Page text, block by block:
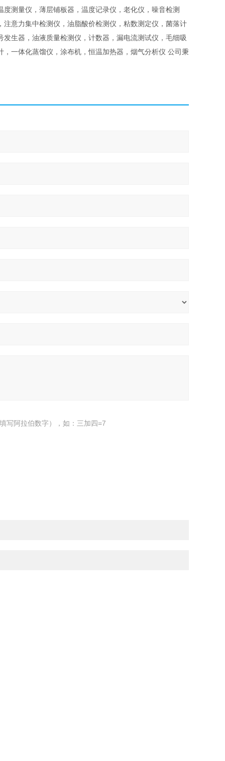
测量仪，薄层铺板器，温度记录仪，老化仪，噪音检测
意力集中检测仪，油脂酸价检测仪，粘数测定仪，菌落计
生器，油液质量检测仪，计数器，漏电流测试仪，毛细吸
一体化蒸馏仪，涂布机，恒温加热器，烟气分析仪 公司秉
写阿拉伯数字），如：三加四=7